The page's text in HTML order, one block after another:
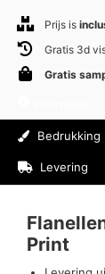
Prijs is
Gratis 3d
Gratis
Bedrukking
Levering
Print